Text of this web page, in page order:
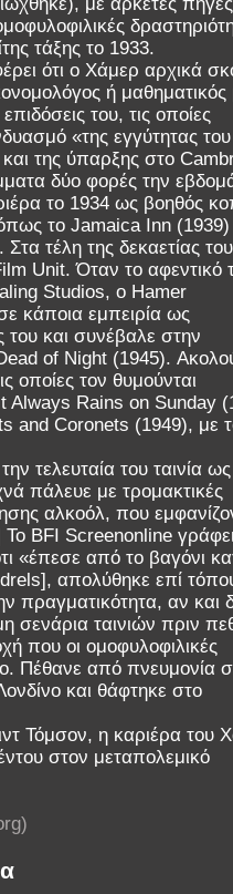
τάξης το 1933.
ότι ο Χάμερ αρχικά
ή μαθηματικός
του, τις οποίες
«της εγγύτητας του
της ύπαρξης στο
δύο φορές την
το 1934 ως βοηθός
το Jamaica Inn (1939)
τέλη της δεκαετίας του
Unit. Όταν το αφεντικό
Studios, ο Hamer
κάποια εμπειρία ως
του και συνέβαλε στην
of Night (1945).
οποίες τον θυμούνται
Always Rains on Sunday
and Coronets (1949), με
τελευταία του ταινία ως
πάλευε με τρομακτικές
αλκοόλ, που
BFI Screenonline
«έπεσε από το βαγόνι
απολύθηκε επί
πραγματικότητα, αν και
ταινιών πριν
που οι ομοφυλοφιλικές
Πέθανε από πνευμονία
και θάφτηκε στο
Τόμσον, η καριέρα του
στον μεταπολεμικό